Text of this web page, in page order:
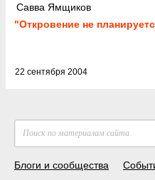
Савва Ямщиков
"Откровение не
22 сентября 2004
Блоги и сообщества